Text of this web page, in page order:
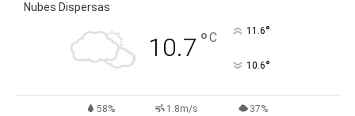
Nubes Dispersas
10.7 °C 11.6°
10.6°
58% 1.8m/s 37%